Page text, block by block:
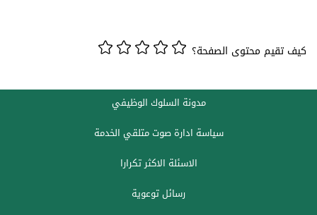
كيف تقيم محتوى الصفحة؟
مدونة السلوك الوظيفي
سياسة ادارة صوت متلقي الخدمة
الاسئلة الاكثر تكرارا
رسائل توعوية